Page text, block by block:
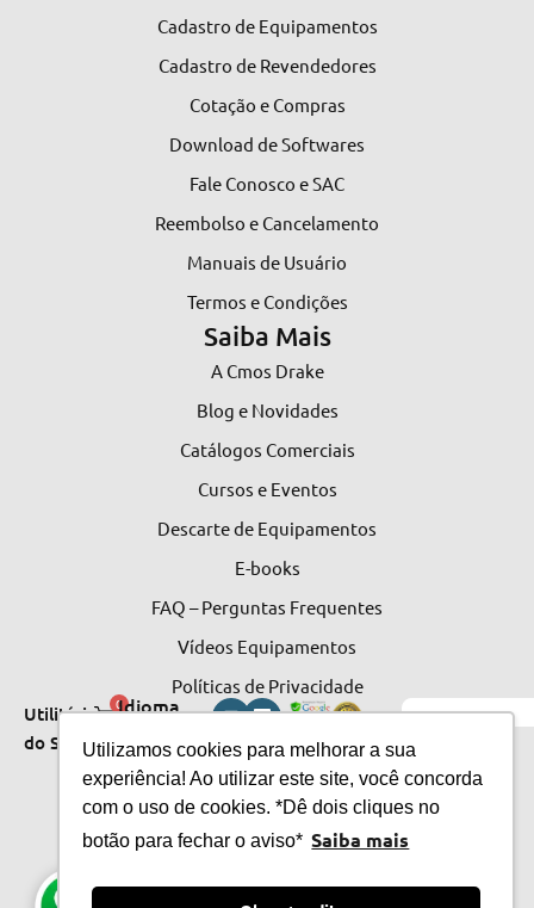
Utilizamos cookies para melhorar a sua
experiência! Ao utilizar este site, você concorda
com o uso de cookies. *Dê dois cliques no
botão para fechar o aviso* Saiba mais
Cadastro de Equipamentos
Cadastro de Revendedores
Cotação e Compras
Download de Softwares
Fale Conosco e SAC
Reembolso e Cancelamento
Manuais de Usuário
Termos e Condições
Saiba Mais
A Cmos Drake
Blog e Novidades
Catálogos Comerciais
Cursos e Eventos
Descarte de Equipamentos
E-books
FAQ – Perguntas Frequentes
Vídeos Equipamentos
Políticas de Privacidade
Utilitários
do Site
0Idioma
do Site